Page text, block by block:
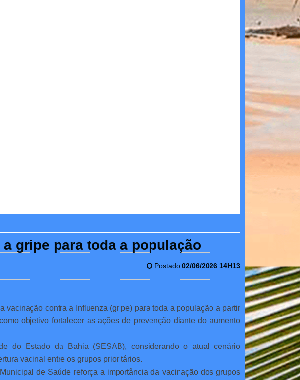
gripe para toda a população
Postado 02/06/2026 14H13
contra a Influenza (gripe) para toda a população a partir
objetivo fortalecer as ações de prevenção diante do aumento
do Estado da Bahia (SESAB), considerando o atual cenário
vacinal entre os grupos prioritários.
de Saúde reforça a importância da vacinação dos grupos